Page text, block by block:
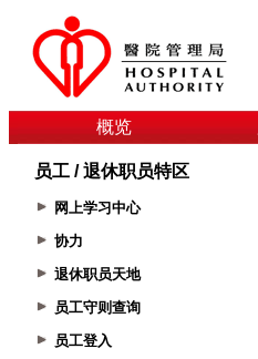
概览
员工 / 退休职员特区
网上学习中心
协力
退休职员天地
员工守则查询
员工登入